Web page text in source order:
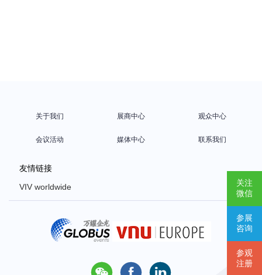
关注
微信
参展
咨询
参观
注册
关于我们 展商中心 观众中心
会议活动 媒体中心 联系我们
友情链接
VIV worldwide
Poultry Africa